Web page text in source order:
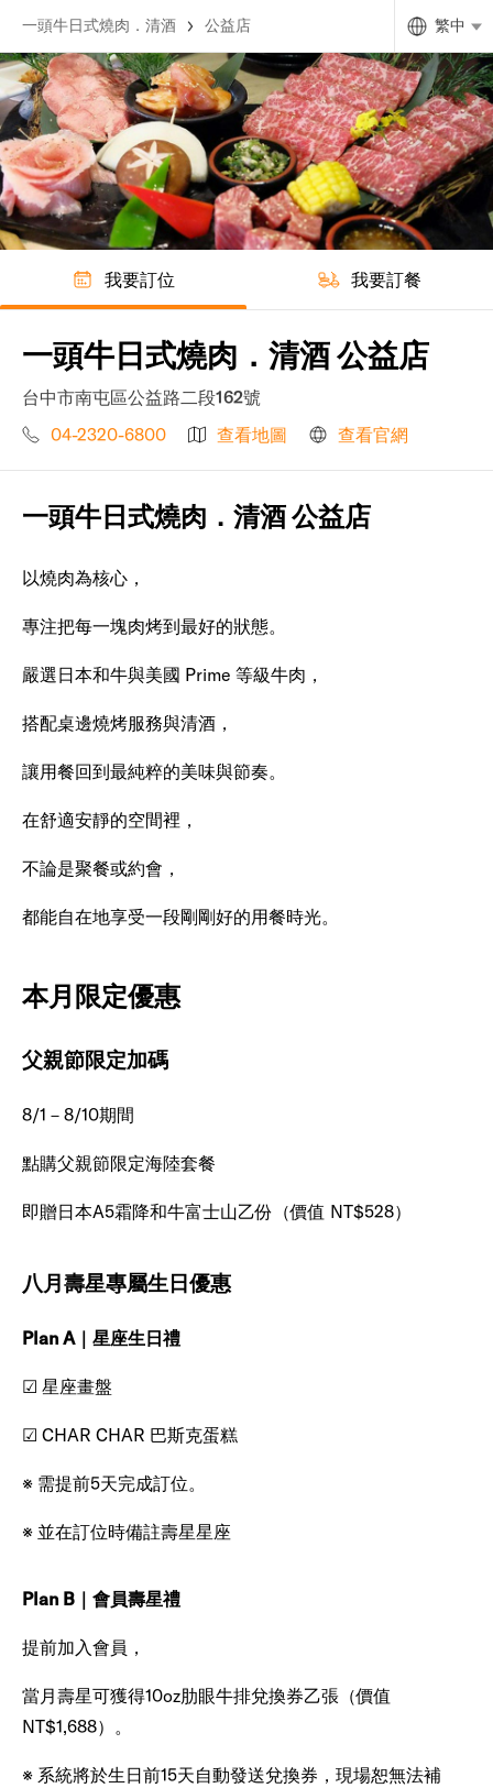
一頭牛日式燒肉．清酒 公益店 繁中
我要訂位 我要訂餐
一頭牛日式燒肉．清酒 公益店
台中市南屯區公益路二段162號
04-2320-6800
查看地圖 查看官網
一頭牛日式燒肉．清酒 公益店
以燒肉為核心，
專注把每一塊肉烤到最好的狀態。
嚴選日本和牛與美國 Prime 等級牛肉，
搭配桌邊燒烤服務與清酒，
讓用餐回到最純粹的美味與節奏。
在舒適安靜的空間裡，
不論是聚餐或約會，
都能自在地享受一段剛剛好的用餐時光。
本月限定優惠
父親節限定加碼
8/1－8/10期間
點購父親節限定海陸套餐
即贈日本A5霜降和牛富士山乙份（價值 NT$528）
八月壽星專屬生日優惠
Plan A｜星座生日禮
☑ 星座畫盤
☑ CHAR CHAR 巴斯克蛋糕
※ 需提前5天完成訂位。
※ 並在訂位時備註壽星星座
Plan B｜會員壽星禮
提前加入會員，
當月壽星可獲得10oz肋眼牛排兌換券乙張（價值
NT$1,688）。
※ 系統將於生日前15天自動發送兌換券，現場恕無法補